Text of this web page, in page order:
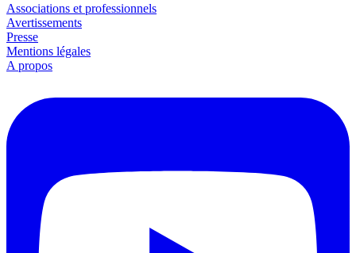
Associations et professionnels
Avertissements
Presse
Mentions légales
A propos